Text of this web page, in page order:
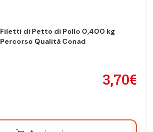
Filetti di Petto di Pollo 0,400 kg
Percorso Qualità Conad
3,70€